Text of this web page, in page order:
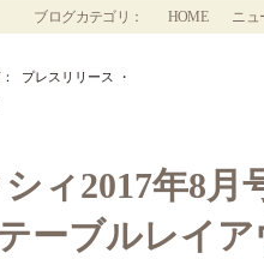
ブログカテゴリ： HOME ニュ
プレスリリース
・
ィ2017年8
ーブルレイ